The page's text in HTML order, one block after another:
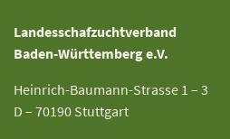
Landesschafzuchtverband
Baden-Württemberg e.V.
Heinrich-Baumann-Strasse 1 – 3
D – 70190 Stuttgart